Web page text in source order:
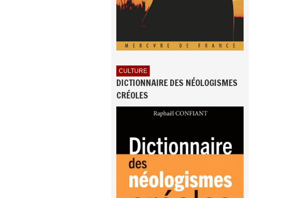
CULTURE
DICTIONNAIRE DES NÉOLOGISMES
CRÉOLES